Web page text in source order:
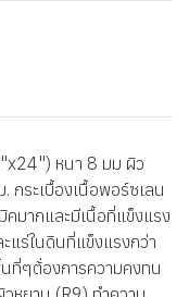
หนา 8 มม ผิว
ระเบื้องเนื้อพอร์ซเลน
คมากและมีเนื้อที่แข็งแรง
แร่ในดินที่แข็งแรงกว่า
นที่ๆต้่องการความคงทน